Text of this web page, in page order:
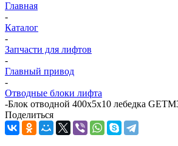
Главная
-
Каталог
-
Запчасти для лифтов
-
Главный привод
-
Отводные блоки лифта
-Блок отводной 400х5х10 лебедка
Поделиться